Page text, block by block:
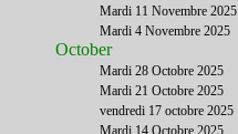
Mardi 11 Novembre 2025
Mardi 4 Novembre 2025
October
Mardi 28 Octobre 2025
Mardi 21 Octobre 2025
vendredi 17 octobre 2025
Mardi 14 Octobre 2025